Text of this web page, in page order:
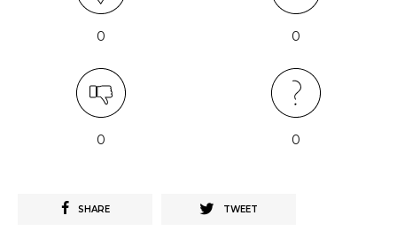
0 0
0 0
SHARE TWEET